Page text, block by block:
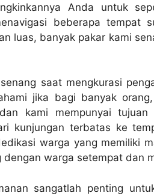
Anda untuk
beberapa tempat
luas, banyak pakar kami
saat mengkurasi
jika bagi banyak
kami mempunyai
kunjungan terbatas ke
warga yang memiliki
warga setempat dan
sangatlah penting